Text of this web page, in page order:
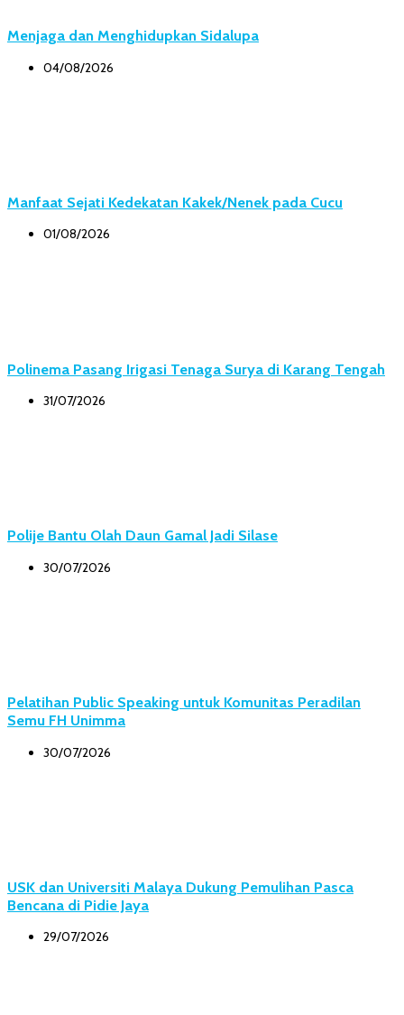
Menjaga dan Menghidupkan Sidalupa
04/08/2026
Manfaat Sejati Kedekatan Kakek/Nenek pada Cucu
01/08/2026
Polinema Pasang Irigasi Tenaga Surya di Karang Tengah
31/07/2026
Polije Bantu Olah Daun Gamal Jadi Silase
30/07/2026
Pelatihan Public Speaking untuk Komunitas Peradilan
Semu FH Unimma
30/07/2026
USK dan Universiti Malaya Dukung Pemulihan Pasca
Bencana di Pidie Jaya
29/07/2026